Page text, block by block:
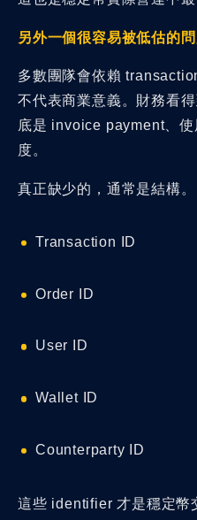
另外一個很容易被低估的問
多數團隊會依賴
不代表商業意義。財務看
底是 invoice payment、
度。
真正缺少的，通常是結構。
Transaction ID
Order ID
User ID
Wallet ID
Counterparty ID
這些 identifier 才是穩定幣